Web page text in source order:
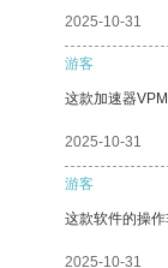
2025-10-31
游客
这款加速器
2025-10-31
游客
这款软件的操作
2025-10-31